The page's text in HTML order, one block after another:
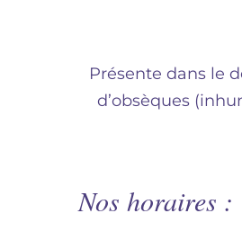
Présente dans le
d’obsèques
Nos horaires :